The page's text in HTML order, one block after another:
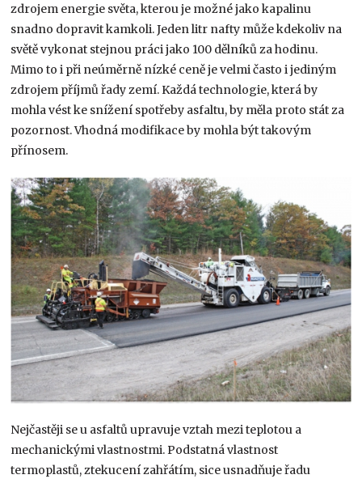
zdrojem energie světa, kterou je možné jako kapalinu
snadno dopravit kamkoli. Jeden litr nafty může kdekoliv na
světě vykonat stejnou práci jako 100 dělníků za hodinu.
Mimo to i při neúměrně nízké ceně je velmi často i jediným
zdrojem příjmů řady zemí. Každá technologie, která by
mohla vést ke snížení spotřeby asfaltu, by měla proto stát za
pozornost. Vhodná modifikace by mohla být takovým
přínosem.
Nejčastěji se u asfaltů upravuje vztah mezi teplotou a
mechanickými vlastnostmi. Podstatná vlastnost
termoplastů, ztekucení zahřátím, sice usnadňuje řadu